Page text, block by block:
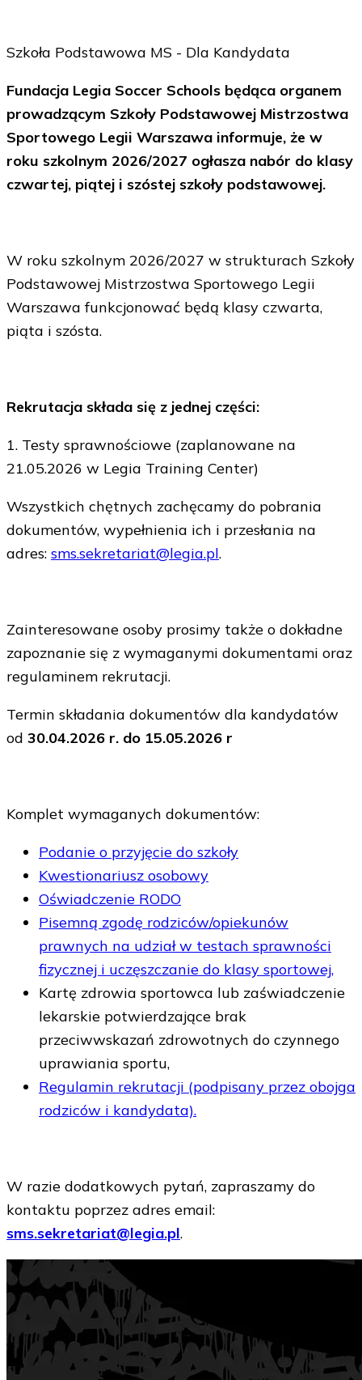
Szkoła Podstawowa MS - Dla Kandydata
Fundacja Legia Soccer Schools będąca organem
prowadzącym Szkoły Podstawowej Mistrzostwa
Sportowego Legii Warszawa informuje, że w
roku szkolnym 2026/2027 ogłasza nabór do klasy
czwartej, piątej i szóstej szkoły podstawowej.
W roku szkolnym 2026/2027 w strukturach Szkoły
Podstawowej Mistrzostwa Sportowego Legii
Warszawa funkcjonować będą klasy czwarta,
piąta i szósta.
Rekrutacja składa się z jednej części:
1. Testy sprawnościowe (zaplanowane na
21.05.2026 w Legia Training Center)
Wszystkich chętnych zachęcamy do pobrania
dokumentów, wypełnienia ich i przesłania na
adres: sms.sekretariat@legia.pl.
Zainteresowane osoby prosimy także o dokładne
zapoznanie się z wymaganymi dokumentami oraz
regulaminem rekrutacji.
Termin składania dokumentów dla kandydatów
od 30.04.2026 r. do 15.05.2026 r
Komplet wymaganych dokumentów:
Podanie o przyjęcie do szkoły
Kwestionariusz osobowy
Oświadczenie RODO
Pisemną zgodę rodziców/opiekunów
prawnych na udział w testach sprawności
fizycznej i uczęszczanie do klasy sportowej,
Kartę zdrowia sportowca lub zaświadczenie
lekarskie potwierdzające brak
przeciwwskazań zdrowotnych do czynnego
uprawiania sportu,
Regulamin rekrutacji (podpisany przez obojga
rodziców i kandydata).
W razie dodatkowych pytań, zapraszamy do
kontaktu poprzez adres email:
sms.sekretariat@legia.pl.